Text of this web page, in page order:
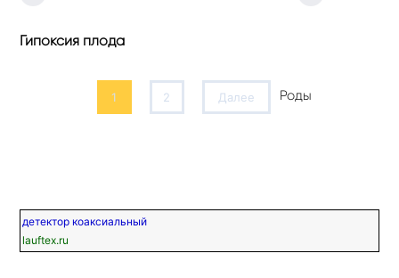
Гипоксия плода
1 2 Далее Роды
детектор коаксиальный
lauftex.ru